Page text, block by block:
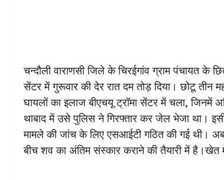
चन्दौली वाराणसी जिले के चिरईगांव ग्राम पंचायत के
सेंटर में गुरूवार की देर रात दम तोड़ दिया। छोटू
घायलों का इलाज बीएचयू ट्रॉमा सेंटर में चला,
थाबाद में उसे पुलिस ने गिरफ्तार कर जेल भेजा था।
मामले की जांच के लिए एसआईटी गठित की गई थी। अब
बीच शव का अंतिम संस्कार कराने की तैयारी में है।खेत